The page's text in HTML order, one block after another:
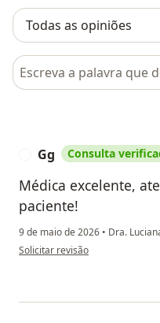
Pesquisar em opiniões
Gg Consulta
Médica excelente,
paciente!
9 de maio de 2026 • Dra.
na opinião do utilizador Gg
Solicitar revisão